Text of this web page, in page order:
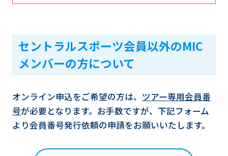
セントラルスポーツ会員以外のMIC
メンバーの方について
オンライン申込をご希望の方は、 ツアー専用会員番
号が必要となります。お手数ですが、下記フォーム
より会員番号発行依頼の申請をお願いいたします。